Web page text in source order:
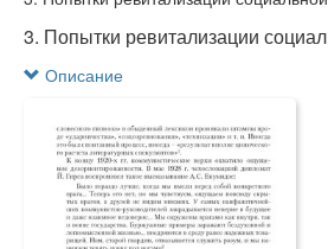
3. Попытки ревитализации
Описание